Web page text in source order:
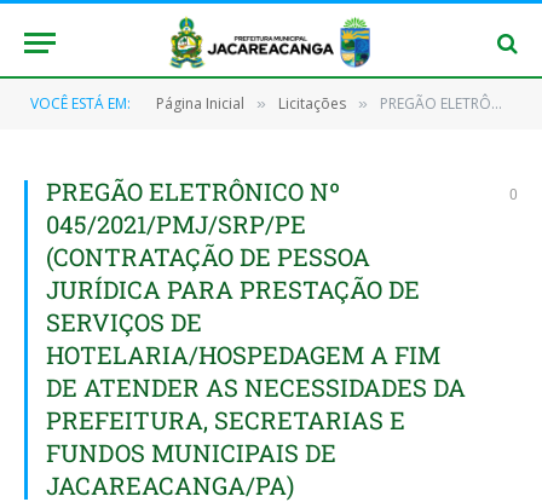
VOCÊ ESTÁ EM: Página Inicial » Licitações » PREGÃO ELETRÔNICO Nº 045/2021/PMJ/SRP/PE (CONTRATAÇÃO DE PESSOA JURÍDICA PARA PRESTAÇÃO DE SERVIÇOS DE HOTELARIA/HOSPEDAGEM A FIM DE ATENDER AS NECESSIDADES DA PREFEITURA, SECRETARIAS E FUNDOS MUNICIPAIS DE JACAREACANGA/PA)
PREGÃO ELETRÔNICO Nº
045/2021/PMJ/SRP/PE
(CONTRATAÇÃO DE PESSOA
JURÍDICA PARA PRESTAÇÃO DE
SERVIÇOS DE
HOTELARIA/HOSPEDAGEM A FIM
DE ATENDER AS NECESSIDADES DA
PREFEITURA, SECRETARIAS E
FUNDOS MUNICIPAIS DE
JACAREACANGA/PA)
0